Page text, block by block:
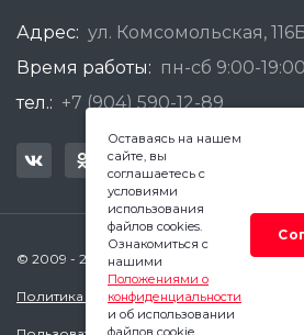
Адрес: ул. Комсомольская,
Время работы: пн-сб 9:00-
тел.: +7 (904) 590-12-89
© 2009 - 2026 Квадратный Метр - Ковров
Политика конфиденциальности
Оставаясь на нашем
сайте, вы
соглашаетесь с
условиями
использования
файлов cookies.
Ознакомиться с
нашими
Положениями о
конфиденциальности
и об использовании
файлов cookie.